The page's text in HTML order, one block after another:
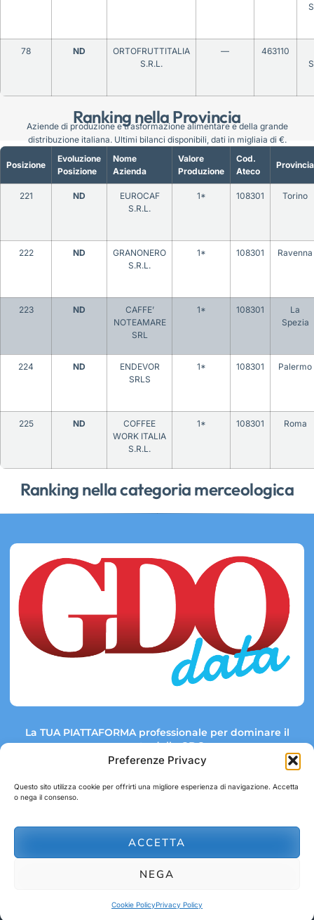
Preferenze Privacy
Questo sito utilizza cookie per offrirti una migliore esperienza di navigazione. Accetta
o nega il consenso.
ACCETTA
NEGA
Cookie PolicyPrivacy Policy
Ranking nella Provincia
78 ND
ORTOFRUTTITALIA
S.R.L.
—
463110
Ranking nella categoria merceologica
Posizione
Evoluzione
Posizione
Nome
Azienda
Valore
Produzione
Cod.
Ateco
Provincia
221 ND
EUROCAF
S.R.L.
1* 108301 Torino
222 ND
GRANONERO
S.R.L.
1* 108301 Ravenna
223 ND
CAFFE’
NOTEAMARE
SRL
1* 108301
La
Spezia
224 ND
ENDEVOR
SRLS
1* 108301 Palermo
225 ND
COFFEE
WORK ITALIA
S.R.L.
1* 108301 Roma
Aziende di produzione e trasformazione alimentare e della grande
distribuzione italiana. Ultimi bilanci disponibili, dati in migliaia di €.
La TUA PIATTAFORMA professionale per dominare il
mercato della GDO.
Link rapidi:
abbonamenti@gdodata.it
© 2026 GDOData.it - PR Italia Edizioni srl - P.Iva: 03044390353